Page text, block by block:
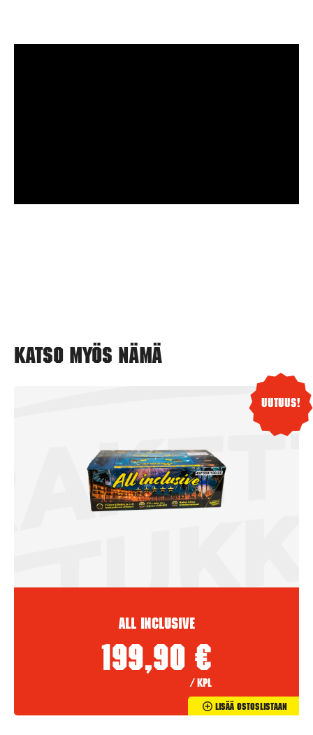
Katso myös nämä
Uutuus!
All Inclusive
199,90 €
/ kpl
Lisää Ostoslistaan